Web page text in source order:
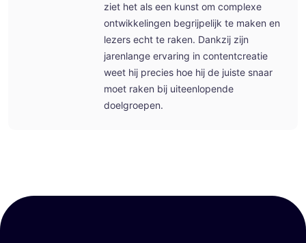
ziet het als een kunst om complexe
ontwikkelingen begrijpelijk te maken en
lezers echt te raken. Dankzij zijn
jarenlange ervaring in contentcreatie
weet hij precies hoe hij de juiste snaar
moet raken bij uiteenlopende
doelgroepen.